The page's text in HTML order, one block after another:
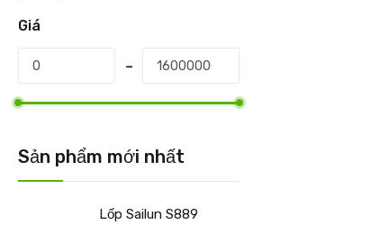
Giá
Sản phẩm mới nhất
Lốp Sailun S889